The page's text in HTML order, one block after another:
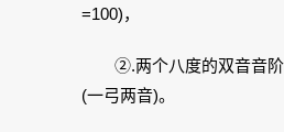
=100)，
②.两个八度的双音音阶
(一弓两音)。